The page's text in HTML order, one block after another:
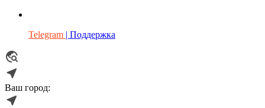
Telegram | Поддержка
Ваш город: